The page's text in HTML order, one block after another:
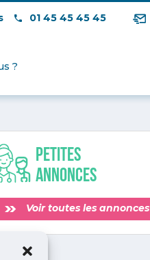
01 45 45 45 45
?
Petites
annonces
Voir toutes les annonces